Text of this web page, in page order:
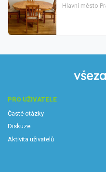
Hlavní město
PRO UŽIVATELE
Časté otázky
Diskuze
Aktivita uživatelů